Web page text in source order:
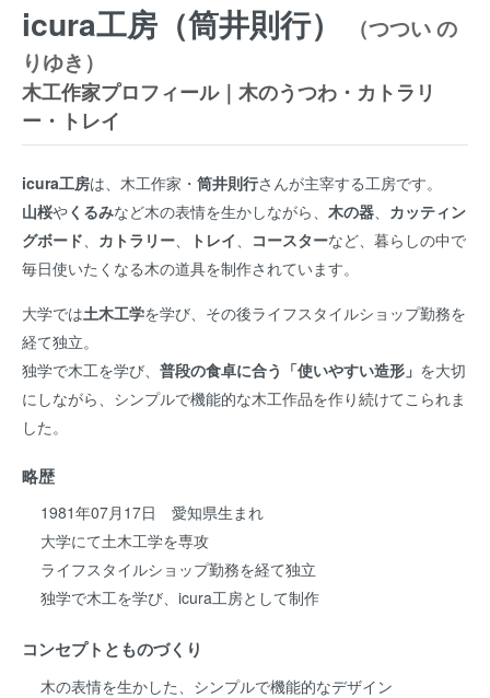
icura工房（筒井則行）
（つつい の
りゆき）
木工作家プロフィール｜木のうつわ・カトラリ
ー・トレイ
icura工房は、木工作家・ 筒井則行さんが主宰する工房です。
山桜やくるみなど木の表情を生かしながら、 木の器
カッティン
グボード
カトラリー トレイ コースターなど、暮らしの中で
毎日使いたくなる木の道具を制作されています。
大学では土木工学を学び、その後ライフスタイルショップ勤務を
経て独立。
独学で木工を学び、 普段の食卓に合う「使いやすい造形」 を大切
にしながら、シンプルで機能的な木工作品を作り続けてこられま
した。
略歴
1981年07月17日 愛知県生まれ
大学にて土木工学を専攻
ライフスタイルショップ勤務を経て独立
独学で木工を学び、icura工房として制作
コンセプトとものづくり
木の表情を生かした、シンプルで機能的なデザイン